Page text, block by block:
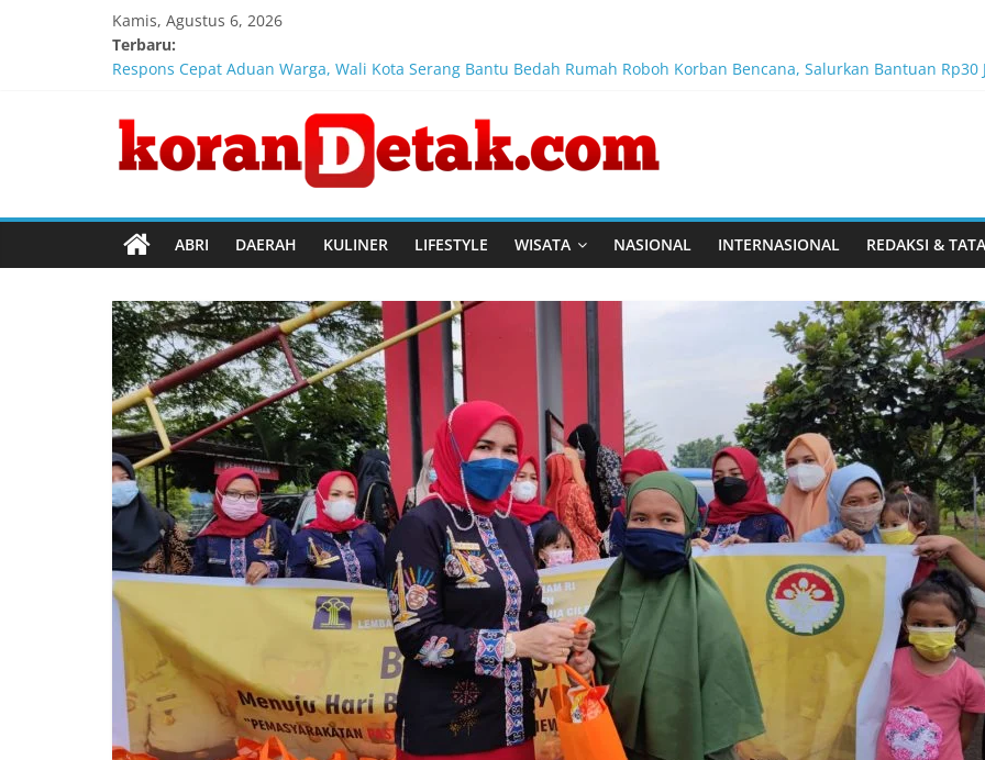
Kamis, Agustus 6, 2026
Terbaru:
Respons Cepat Aduan Warga, Wali Kota Serang Bantu Bedah Rumah Roboh Korban Bencana, Salurkan Bantuan Rp30
Marak Kecelakaan Kapal, Puan Soroti Minimnya Faktor Keamanan Transportasi Laut
Di Forum Internasional Majelis Persaudaraan Manusia, Megawati Soekarnoputri Tegaskan Kepemimpinan
Jokowi Tetap Disambut Hangat di NTT, Ahmad Ali: Karya dan Pengabdiannya Masih Dirasakan Masyarakat
Koran
Detak
Menembus
Batas
Waktu
ABRI DAERAH KULINER LIFESTYLE WISATA NASIONAL INTERNASIONAL REDAKSI &